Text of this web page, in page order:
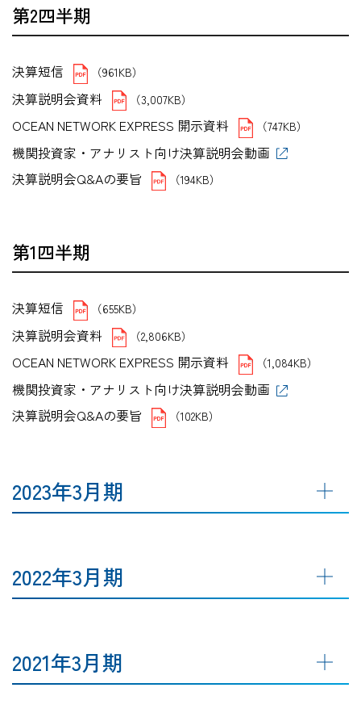
第2四半期
決算短信 （961KB）
決算説明会資料 （3,007KB）
OCEAN NETWORK EXPRESS 開示資料 （747KB）
機関投資家・アナリスト向け決算説明会動画
決算説明会Q&Aの要旨
（194KB）
第1四半期
決算短信 （655KB）
決算説明会資料 （2,806KB）
OCEAN NETWORK EXPRESS 開示資料 （1,084KB）
機関投資家・アナリスト向け決算説明会動画
決算説明会Q&Aの要旨
（102KB）
2023年3月期
2022年3月期
2021年3月期